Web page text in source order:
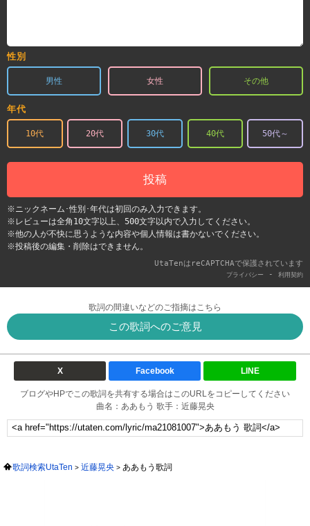
性別
男性 女性 その他
年代
10代 20代 30代 40代 50代～
投稿
※ニックネーム･性別･年代は初回のみ入力できます。
※レビューは全角10文字以上、500文字以内で入力してください。
※他の人が不快に思うような内容や個人情報は書かないでください。
※投稿後の編集・削除はできません。
UtaTenはreCAPTCHAで保護されています
プライバシー - 利用契約
歌詞の間違いなどのご指摘はこちら
この歌詞へのご意見
X Facebook LINE
ブログやHPでこの歌詞を共有する場合はこのURLをコピーしてください
曲名：ああもう 歌手：近藤晃央
歌詞検索UtaTen 近藤晃央 ああもう歌詞